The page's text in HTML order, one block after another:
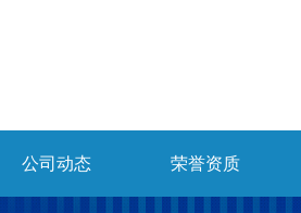
公司动态 荣誉资质